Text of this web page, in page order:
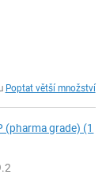
Poptat větší množství
(pharma grade) (1